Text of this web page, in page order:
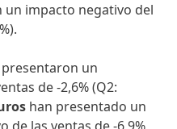
impacto negativo del
presentaron un
de -2,6% (Q2:
han presentado un